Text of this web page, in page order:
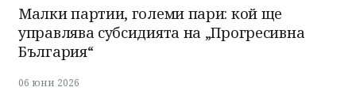
Малки партии, големи пари: кой ще
управлява субсидията на „Прогресивна
България“
06 юни 2026